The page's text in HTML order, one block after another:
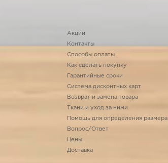
Акции
Контакты
Способы оплаты
Как сделать покупку
Гарантийные сроки
Система дисконтных карт
Возврат и замена товара
Ткани и уход за ними
Помощь для определения размера
Вопрос/Ответ
Цены
Доставка